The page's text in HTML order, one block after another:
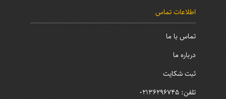
اطلاعات تماس
تماس با ما
درباره ما
ثبت شکایت
تلفن: 02136296745